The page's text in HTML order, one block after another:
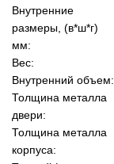
Внутренние
размеры, (в*ш*г)
мм:
Вес:
Внутренний объем:
Толщина металла
двери:
Толщина металла
корпуса: